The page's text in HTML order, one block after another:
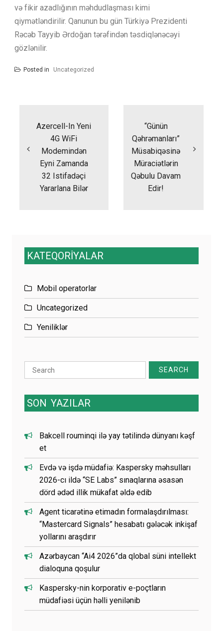
və fikir azadlığının məhdudlaşması kimi
qiymətləndirilir. Qanunun bu gün Türkiyə Prezidenti
Rəcəb Tayyib Ərdoğan tərəfindən təsdiqlənəcəyi
gözlənilir.
Posted in Uncategorized
Azercell-In Yeni
4G WiFi
Modemindən
Eyni Zamanda
32 Istifadəçi
Yararlana Bilər
“Günün
Qəhrəmanları”
Müsabiqəsinə
Müraciətlərin
Qəbulu Davam
Edir!
KATEQORİYALAR
Mobil operatorlar
Uncategorized
Yeniliklər
Search
for:
SON YAZILAR
Bakcell rouminqi ilə yay tətilində dünyanı kəşf
et
Evdə və işdə müdafiə: Kaspersky məhsulları
2026-cı ildə “SE Labs” sınaqlarına əsasən
dörd ədəd illik mükafat əldə edib
Agent ticarətinə etimadın formalaşdırılması:
“Mastercard Signals” hesabatı gələcək inkişaf
yollarını araşdırır
Azərbaycan “Ai4 2026”da qlobal süni intellekt
dialoquna qoşulur
Kaspersky-nin korporativ e-poçtların
müdafiəsi üçün həlli yenilənib